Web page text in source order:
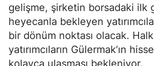
gelişme, şirketin borsadaki ilk
heyecanla bekleyen
bir dönüm noktası olacak.
yatırımcıların Gülermak’ın
kolayca ulaşması bekleniyor.